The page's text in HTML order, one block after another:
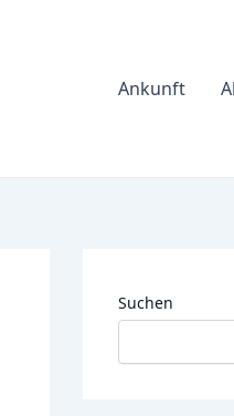
Ankunft
Suchen